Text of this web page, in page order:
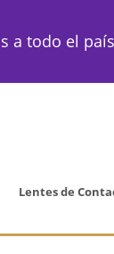
a todo el
Lentes de